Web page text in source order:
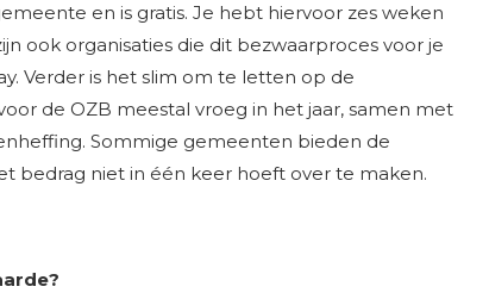
en is gratis. Je hebt hiervoor zes weken
ook organisaties die dit bezwaarproces voor je
Verder is het slim om te letten op de
de OZB meestal vroeg in het jaar, samen met
Sommige gemeenten bieden de
bedrag niet in één keer hoeft over te maken.